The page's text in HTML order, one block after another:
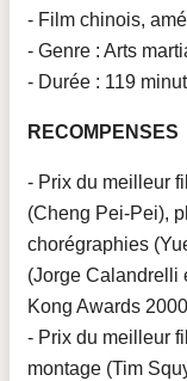
- Film chinois,
- Genre : Arts
- Durée : 119
RECOMPENSES
- Prix du meilleur
(Cheng Pei-Pei),
chorégraphies
(Jorge Calandrelli
Kong Awards 2000
- Prix du meilleur
montage (Tim